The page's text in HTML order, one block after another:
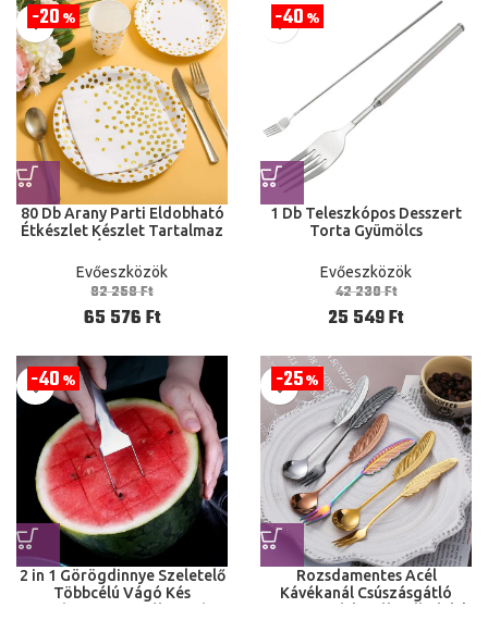
20%
80 Db Arany Parti Eldobható
Étkészlet Készlet Tartalmaz
Pohara Papír Szalvéták
Szalma Kés Kések Kanál
Evőeszközök
82 258Ft
65 576Ft
40%
1 Db Teleszkópos Desszert
Torta Gyümölcs
Evőeszközök Bbq Hús
Konyha
Evőeszközök
42 230Ft
25 549Ft
40%
2 in 1 Görögdinnye Szeletelő
Többcélú Vágó Kés
25%
Rozsdamentes Acél
Kávékanál Csúszásgátló